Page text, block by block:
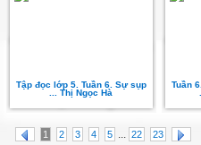
Tập đọc lớp 5. Tuần 6. Sự sụp
... Thị Ngọc Hà
Tuần
1 2 3 4 5 ... 22 23